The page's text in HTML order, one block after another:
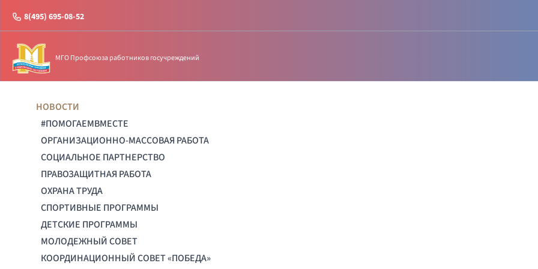
8(495) 695-08-52
МГО Профсоюза работников госучреждений
НОВОСТИ
#ПОМОГАЕМВМЕСТЕ
ОРГАНИЗАЦИОННО-МАССОВАЯ РАБОТА
СОЦИАЛЬНОЕ ПАРТНЕРСТВО
ПРАВОЗАЩИТНАЯ РАБОТА
ОХРАНА ТРУДА
СПОРТИВНЫЕ ПРОГРАММЫ
ДЕТСКИЕ ПРОГРАММЫ
МОЛОДЕЖНЫЙ СОВЕТ
КООРДИНАЦИОННЫЙ СОВЕТ «ПОБЕДА»